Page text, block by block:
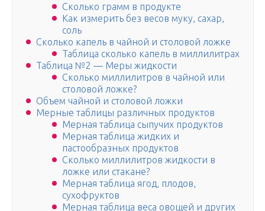
Сколько грамм в продукте
Как измерить без весов муку, сахар,
соль
Сколько капель в чайной и столовой ложке
Таблица сколько капель в миллилитрах
Таблица №2 — Меры жидкости
Сколько миллилитров в чайной или
столовой ложке?
Объем чайной и столовой ложки
Мерные таблицы различных продуктов
Мерная таблица сыпучих продуктов
Мерная таблица жидких и
пастообразных продуктов
Сколько миллилитров жидкости в
ложке или стакане?
Мерная таблица ягод, плодов,
сухофруктов
Мерная таблица веса овощей и других